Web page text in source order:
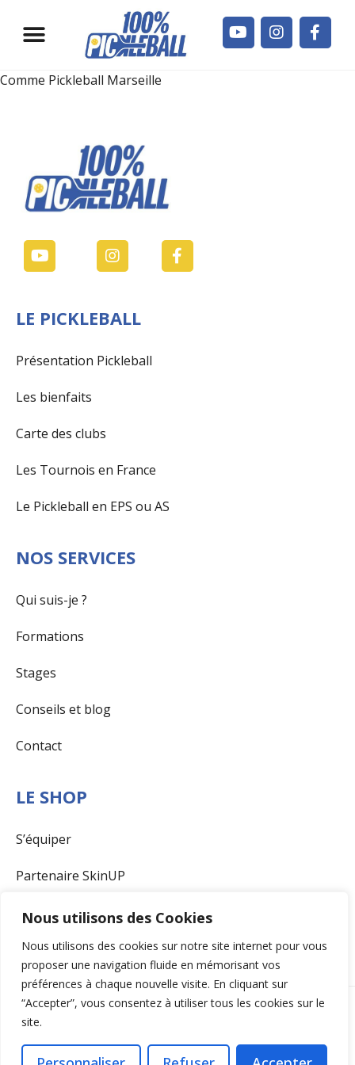
Nous utilisons des Cookies
Nous utilisons des cookies sur notre site internet pour vous
proposer une navigation fluide en mémorisant vos
préférences à chaque nouvelle visite. En cliquant sur
“Accepter”, vous consentez à utiliser tous les cookies sur le
site.
Comme Pickleball Marseille
LE PICKLEBALL
Présentation Pickleball
Les bienfaits
Carte des clubs
Les Tournois en France
Le Pickleball en EPS ou AS
NOS SERVICES
Qui suis-je ?
Formations
Stages
Conseils et blog
Contact
LE SHOP
S’équiper
Partenaire SkinUP
CGV
100% Pickleball. Tous droits réservés.Mentions
légales